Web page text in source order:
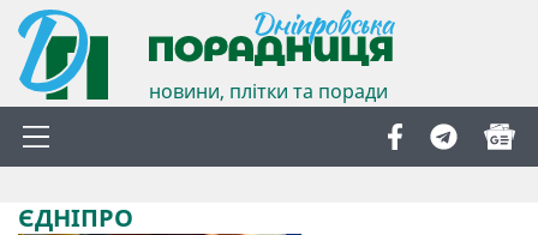
новини, плітки та поради
ЄДНІПРО